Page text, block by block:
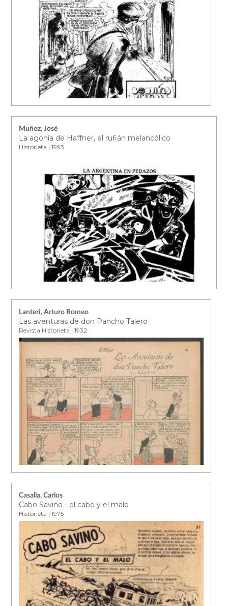
Muñoz, José
La agonía de Haffner, el rufián melancólico
Historieta | 1993
Lanteri, Arturo Romeo
Las aventuras de don Pancho Talero
Revista Historieta | 1932
Casalla, Carlos
Cabo Savino - el cabo y el malo
Historieta | 1975